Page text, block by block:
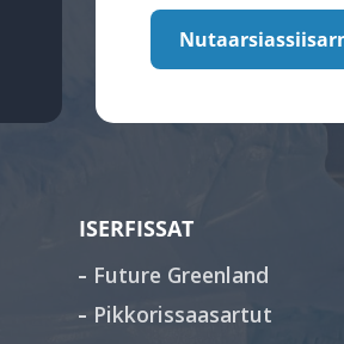
ISERFISSAT
Future Greenland
Pikkorissaasartut